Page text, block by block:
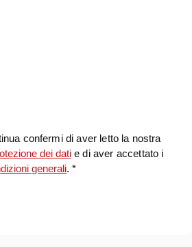
confermi di aver letto la nostra
dei dati e di aver accettato i
generali. *